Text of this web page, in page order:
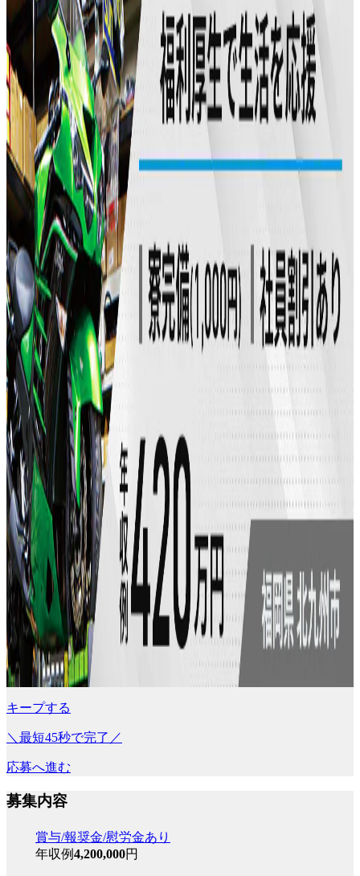
キープする
＼最短45秒で完了／
応募へ進む
募集内容
賞与/報奨金/慰労金あり
年収例4,200,000円